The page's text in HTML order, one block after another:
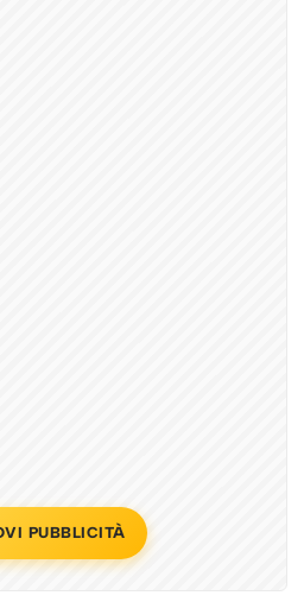
PUBBLICITÀ